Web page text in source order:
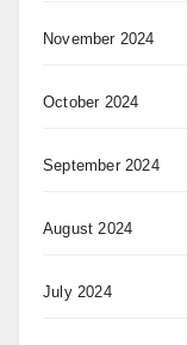
November 2024
October 2024
September 2024
August 2024
July 2024